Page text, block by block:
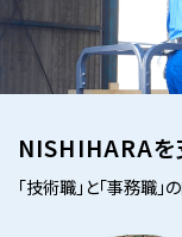
1 minute
NISHIHARA
座談会
福利厚生・制度
NISHIHARAを
「技術職」と「事務職」